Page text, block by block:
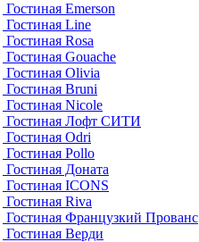
Гостиная Emerson
Гостиная Line
Гостиная Rosa
Гостиная Gouache
Гостиная Olivia
Гостиная Bruni
Гостиная Nicole
Гостиная Лофт СИТИ
Гостиная Odri
Гостиная Pollo
Гостиная Доната
Гостиная ICONS
Гостиная Riva
Гостиная Французкий Прованс
Гостиная Верди